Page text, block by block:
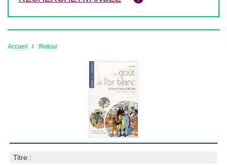
Accueil Retour
Titre :